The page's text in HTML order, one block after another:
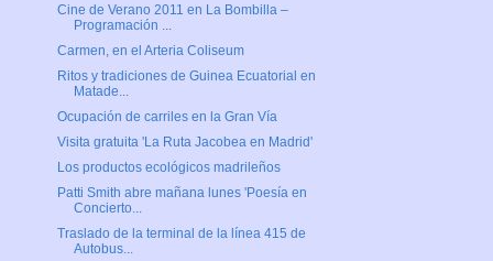
Cine de Verano 2011 en La Bombilla –
Programación ...
Carmen, en el Arteria Coliseum
Ritos y tradiciones de Guinea Ecuatorial en
Matade...
Ocupación de carriles en la Gran Vía
Visita gratuita 'La Ruta Jacobea en Madrid'
Los productos ecológicos madrileños
Patti Smith abre mañana lunes 'Poesía en
Concierto...
Traslado de la terminal de la línea 415 de
Autobus...